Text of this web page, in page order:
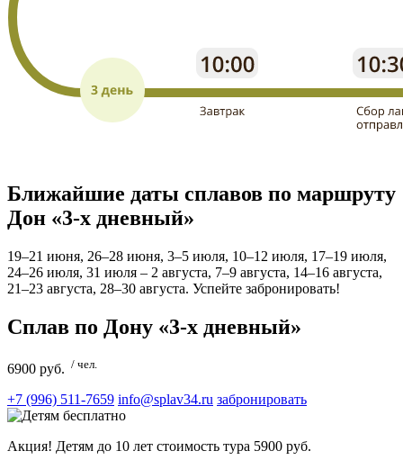
Ближайшие даты сплавов по маршруту
Дон «3-х дневный»
19–21 июня, 26–28 июня, 3–5 июля, 10–12 июля, 17–19 июля,
24–26 июля, 31 июля – 2 августа, 7–9 августа, 14–16 августа,
21–23 августа, 28–30 августа. Успейте забронировать!
Сплав по Дону «3-х дневный»
6900 руб. / чел.
+7 (996) 511-7659 info@splav34.ru забронировать
Акция! Детям до 10 лет стоимость тура 5900 руб.